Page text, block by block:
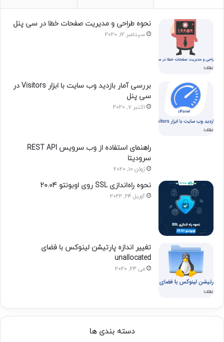
نحوه طراحی و مدیریت صفحات خطا در سی پنل
سپتامبر 12, 2020
بررسی آمار بازدید وب سایت با ابزار Visitors در
سی پنل
اکتبر 7, 2020
راهنمای استفاده از وب سرویس REST API
سرودیتا
ژوئن 10, 2020
نحوه راه‌اندازی SSL روی اوبونتو 20.04
آوریل 24, 2022
تغییر اندازه پارتیشن لینوکس با فضای
unallocated
می 23, 2020
دسته بندی ها